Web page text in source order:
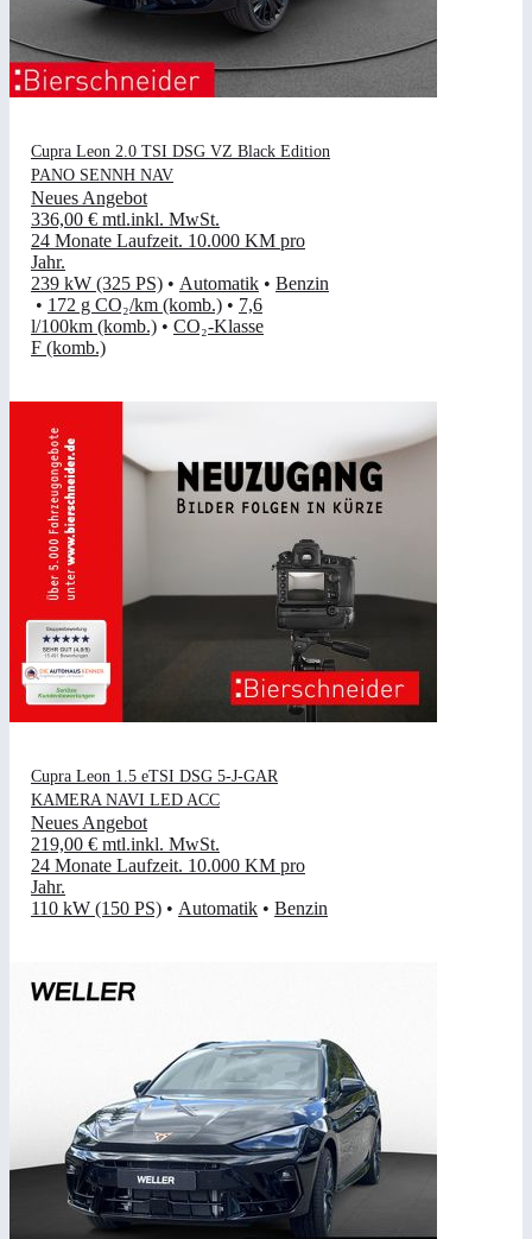
Cupra Leon 2.0 TSI DSG VZ Black Edition
PANO SENNH NAV
Neues Angebot
336,00 € mtl.inkl. MwSt.
24 Monate Laufzeit. 10.000 KM pro
Jahr.
239 kW (325 PS) • Automatik • Benzin
• 172 g CO₂/km (komb.) • 7,6
l/100km (komb.) • CO₂-Klasse
F (komb.)
Cupra Leon 1.5 eTSI DSG 5-J-GAR
KAMERA NAVI LED ACC
Neues Angebot
219,00 € mtl.inkl. MwSt.
24 Monate Laufzeit. 10.000 KM pro
Jahr.
110 kW (150 PS) • Automatik • Benzin